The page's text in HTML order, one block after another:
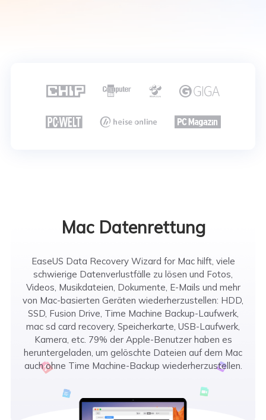
   
  
Mac Datenrettung
EaseUS Data Recovery Wizard for Mac hilft, viele
schwierige Datenverlustfälle zu lösen und Fotos,
Videos, Musikdateien, Dokumente, E-Mails und mehr
von Mac-basierten Geräten wiederherzustellen: HDD,
SSD, Fusion Drive, Time Machine Backup-Laufwerk,
mac sd card recovery, Speicherkarte, USB-Laufwerk,
Kamera, etc. 79% der Apple-Benutzer haben es
heruntergeladen, um gelöschte Dateien auf dem Mac
auch ohne Time Machine-Backup wiederherzustellen.